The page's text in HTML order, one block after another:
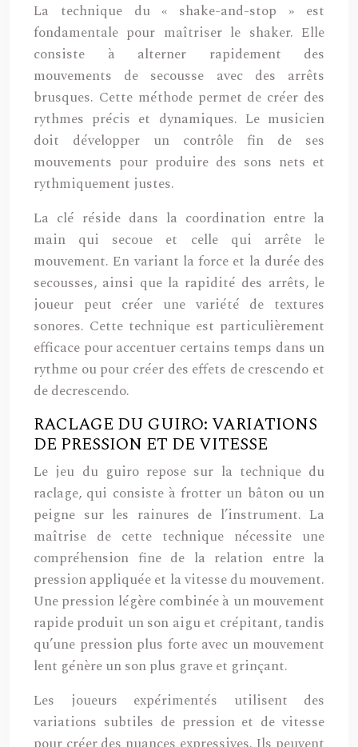
La technique du « shake-and-stop » est
fondamentale pour maîtriser le shaker. Elle
consiste à alterner rapidement des
mouvements de secousse avec des arrêts
brusques. Cette méthode permet de créer des
rythmes précis et dynamiques. Le musicien
doit développer un contrôle fin de ses
mouvements pour produire des sons nets et
rythmiquement justes.
La clé réside dans la coordination entre la
main qui secoue et celle qui arrête le
mouvement. En variant la force et la durée des
secousses, ainsi que la rapidité des arrêts, le
joueur peut créer une variété de textures
sonores. Cette technique est particulièrement
efficace pour accentuer certains temps dans un
rythme ou pour créer des effets de crescendo et
de decrescendo.
RACLAGE DU GUIRO: VARIATIONS
DE PRESSION ET DE VITESSE
Le jeu du guiro repose sur la technique du
raclage, qui consiste à frotter un bâton ou un
peigne sur les rainures de l’instrument. La
maîtrise de cette technique nécessite une
compréhension fine de la relation entre la
pression appliquée et la vitesse du mouvement.
Une pression légère combinée à un mouvement
rapide produit un son aigu et crépitant, tandis
qu’une pression plus forte avec un mouvement
lent génère un son plus grave et grinçant.
Les joueurs expérimentés utilisent des
variations subtiles de pression et de vitesse